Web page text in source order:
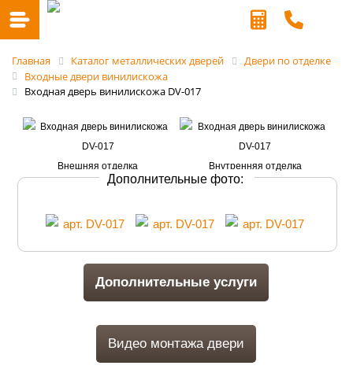
Главная Каталог металлических дверей
Двери по отделке
Входные двери винилискожа
Входная дверь винилискожа DV-017
Дополнительные фото:
Дополнительные услуги
Видео монтажа двери